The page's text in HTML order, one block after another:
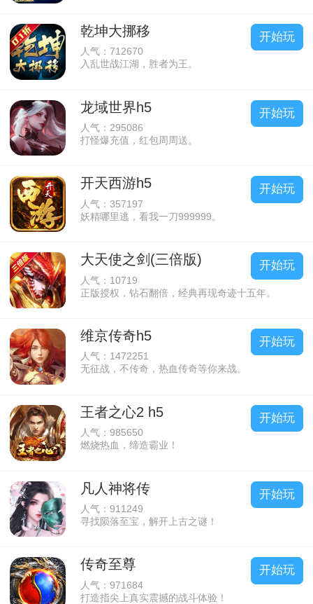
乾坤大挪移
人气：712670
入乱世战江湖，胜者为王。
开始玩
龙域世界h5
人气：295086
打怪爆充值，红包周周送。
开始玩
开天西游h5
人气：357197
妖精哪里逃，看我一刀999999。
开始玩
大天使之剑(三倍版)
人气：10719
正版授权，钻石翻倍，经典再现奇迹十五年。
开始玩
维京传奇h5
人气：1472251
无征战，不传奇，热血传奇等你来战。
开始玩
王者之心2 h5
人气：985650
燃烧热血，缔造霸业！
开始玩
凡人神将传
人气：911249
寻找陨落至宝，解开上古之谜！
开始玩
传奇至尊
人气：971684
打造指尖上真实震撼的战斗体验！
开始玩